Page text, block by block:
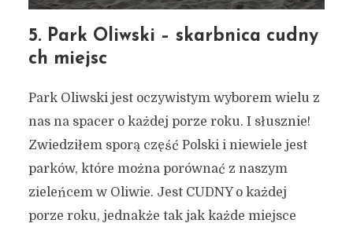
5. Park Oliwski – skarbnica cudny
ch miejsc
Park Oliwski jest oczywistym wyborem wielu z
nas na spacer o każdej porze roku. I słusznie!
Zwiedziłem sporą część Polski i niewiele jest
parków, które można porównać z naszym
zieleńcem w Oliwie. Jest CUDNY o każdej
porze roku, jednakże tak jak każde miejsce